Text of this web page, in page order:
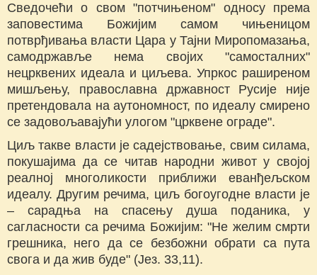
Сведочећи о свом "потчињеном" односу према
заповестима Божијим самом чињеницом
потврђивања власти Цара у Тајни Миропомазања,
самодржавље нема својих "самосталних"
нецрквених идеала и циљева. Упркос раширеном
мишљењу, православна државност Русије није
претендовала на аутономност, по идеалу смирено
се задовољавајући улогом "црквене ограде".
Циљ такве власти је садејствовање, свим силама,
покушајима да се читав народни живот у својој
реалној многоликости приближи еванђељском
идеалу. Другим речима, циљ богоугодне власти је
– сарадња на спасењу душа поданика, у
сагласности са речима Божијим: "Не желим смрти
грешника, него да се безбожни обрати са пута
свога и да жив буде" (Јез. 33,11).